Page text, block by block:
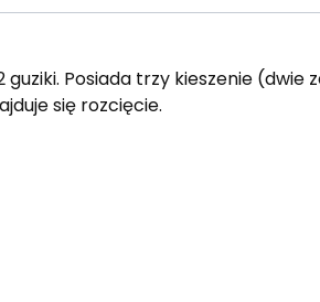
guziki. Posiada trzy kieszenie
się rozcięcie.